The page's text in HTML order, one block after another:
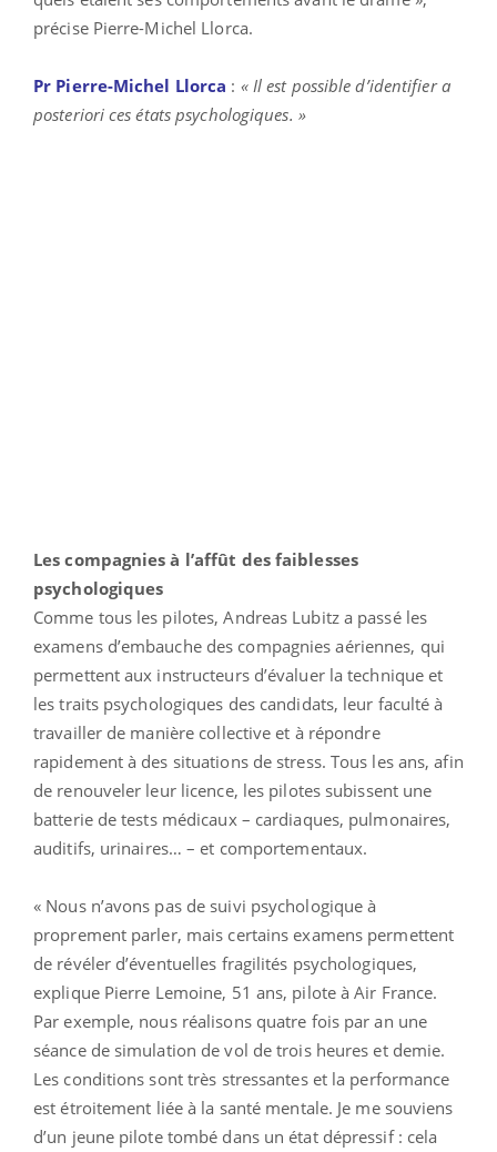
précise Pierre-Michel Llorca.
Pr Pierre-Michel Llorca : « Il est possible d’identifier a
posteriori ces états psychologiques. »
Les compagnies à l’affût des faiblesses
psychologiques
Comme tous les pilotes, Andreas Lubitz a passé les
examens d’embauche des compagnies aériennes, qui
permettent aux instructeurs d’évaluer la technique et
les traits psychologiques des candidats, leur faculté à
travailler de manière collective et à répondre
rapidement à des situations de stress. Tous les ans, afin
de renouveler leur licence, les pilotes subissent une
batterie de tests médicaux – cardiaques, pulmonaires,
auditifs, urinaires… – et comportementaux.
« Nous n’avons pas de suivi psychologique à
proprement parler, mais certains examens permettent
de révéler d’éventuelles fragilités psychologiques,
explique Pierre Lemoine, 51 ans, pilote à Air France.
Par exemple, nous réalisons quatre fois par an une
séance de simulation de vol de trois heures et demie.
Les conditions sont très stressantes et la performance
est étroitement liée à la santé mentale. Je me souviens
d’un jeune pilote tombé dans un état dépressif : cela